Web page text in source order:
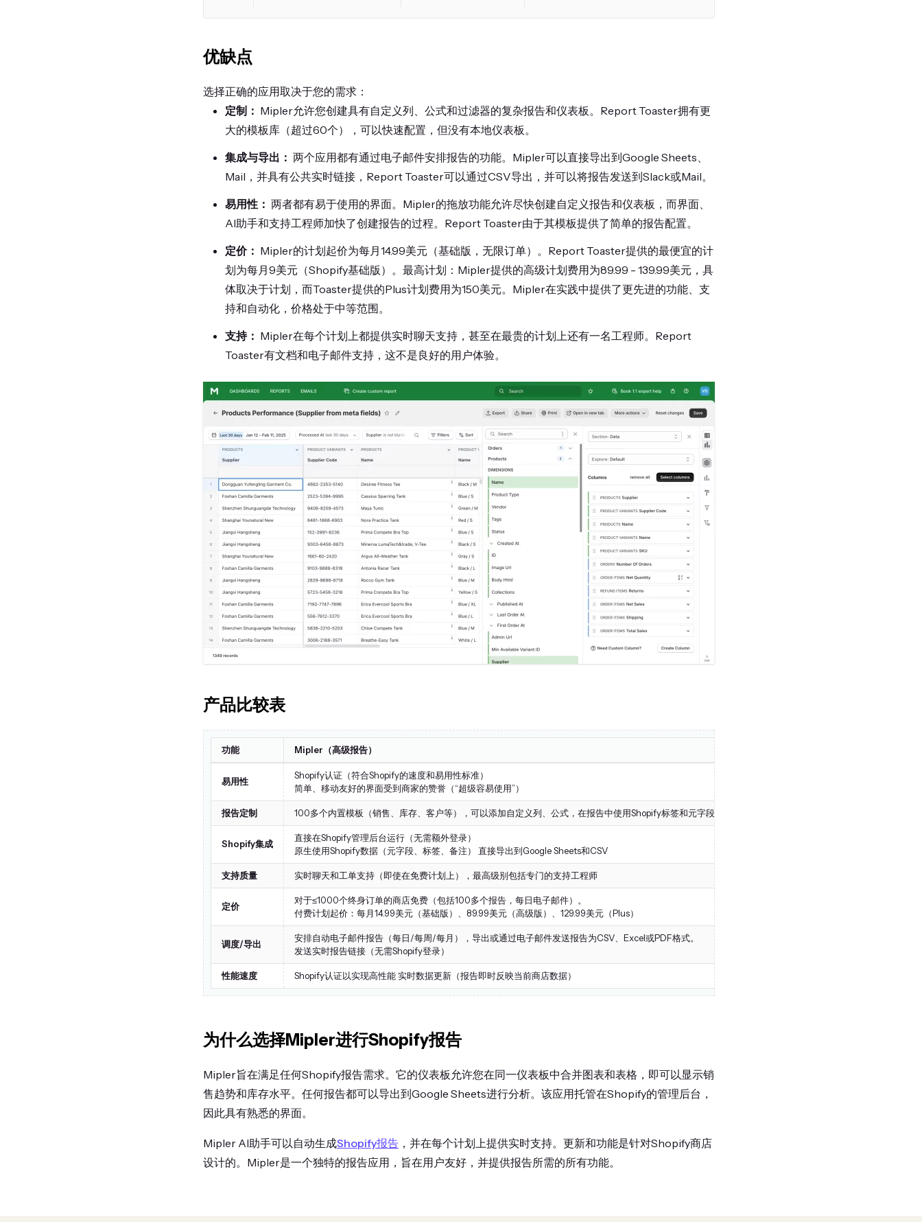
优缺点
选择正确的应用取决于您的需求：
定制： Mipler允许您创建具有自定义列、公式和过滤器的复杂报告和仪表板。Report Toaster拥有更
大的模板库（超过60个），可以快速配置，但没有本地仪表板。
集成与导出： 两个应用都有通过电子邮件安排报告的功能。Mipler可以直接导出到Google Sheets、
Mail，并具有公共实时链接，Report Toaster可以通过CSV导出，并可以将报告发送到Slack或Mail。
易用性： 两者都有易于使用的界面。Mipler的拖放功能允许尽快创建自定义报告和仪表板，而界面、
AI助手和支持工程师加快了创建报告的过程。Report Toaster由于其模板提供了简单的报告配置。
定价： Mipler的计划起价为每月14.99美元（基础版，无限订单）。Report Toaster提供的最便宜的计
划为每月9美元（Shopify基础版）。最高计划：Mipler提供的高级计划费用为89.99 - 139.99美元，具
体取决于计划，而Toaster提供的Plus计划费用为150美元。Mipler在实践中提供了更先进的功能、支
持和自动化，价格处于中等范围。
支持： Mipler在每个计划上都提供实时聊天支持，甚至在最贵的计划上还有一名工程师。Report
Toaster有文档和电子邮件支持，这不是良好的用户体验。
产品比较表
功能 Mipler（高级报告）
易用性
Shopify认证（符合Shopify的速度和易用性标准）
简单、移动友好的界面受到商家的赞誉（“超级容易使用”）
报告定制 100多个内置模板（销售、库存、客户等），可以添加自定义列、公式，在报告中使用Shopify标签和元字段，支持团队帮助根据请求构建任何自定义报告（甚
Shopify集成
直接在Shopify管理后台运行（无需额外登录）
原生使用Shopify数据（元字段、标签、备注） 直接导出到Google Sheets和CSV
支持质量 实时聊天和工单支持（即使在免费计划上），最高级别包括专门的支持工程师
定价
对于≤1000个终身订单的商店免费（包括100多个报告，每日电子邮件）。
付费计划起价：每月14.99美元（基础版）、89.99美元（高级版）、129.99美元（Plus）
调度/导出
安排自动电子邮件报告（每日/每周/每月），导出或通过电子邮件发送报告为CSV、Excel或PDF格式。
发送实时报告链接（无需Shopify登录）
性能速度 Shopify认证以实现高性能 实时数据更新（报告即时反映当前商店数据）
为什么选择Mipler进行Shopify报告
Mipler旨在满足任何Shopify报告需求。它的仪表板允许您在同一仪表板中合并图表和表格，即可以显示销
售趋势和库存水平。任何报告都可以导出到Google Sheets进行分析。该应用托管在Shopify的管理后台，
因此具有熟悉的界面。
Mipler AI助手可以自动生成Shopify报告 ，并在每个计划上提供实时支持。更新和功能是针对Shopify商店
设计的。Mipler是一个独特的报告应用，旨在用户友好，并提供报告所需的所有功能。